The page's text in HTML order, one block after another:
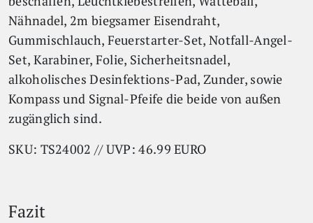
Nähnadel, 2m biegsamer Eisendraht,
Gummischlauch, Feuerstarter-Set, Notfall-Angel-
Set, Karabiner, Folie, Sicherheitsnadel,
alkoholisches Desinfektions-Pad, Zunder, sowie
Kompass und Signal-Pfeife die beide von außen
zugänglich sind.
SKU: TS24002 // UVP: 46.99 EURO
Fazit